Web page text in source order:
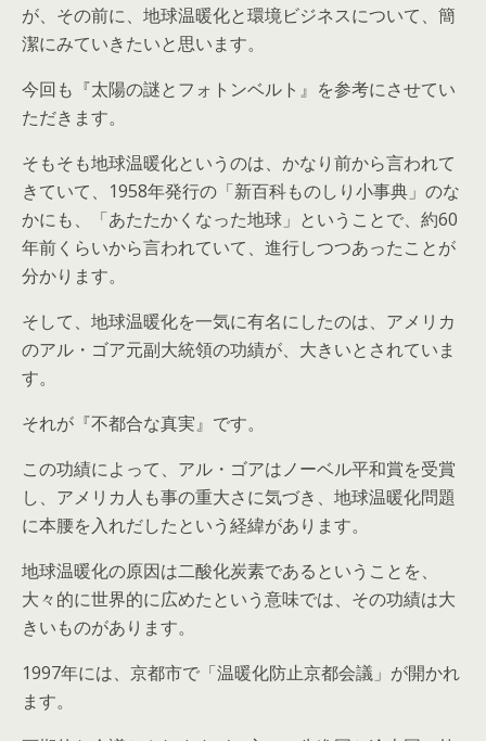
が、その前に、地球温暖化と環境ビジネスについて、簡
潔にみていきたいと思います。
今回も『太陽の謎とフォトンベルト』を参考にさせてい
ただきます。
そもそも地球温暖化というのは、かなり前から言われて
きていて、1958年発行の「新百科ものしり小事典」のな
かにも、「あたたかくなった地球」ということで、約60
年前くらいから言われていて、進行しつつあったことが
分かります。
そして、地球温暖化を一気に有名にしたのは、アメリカ
のアル・ゴア元副大統領の功績が、大きいとされていま
す。
それが『不都合な真実』です。
この功績によって、アル・ゴアはノーベル平和賞を受賞
し、アメリカ人も事の重大さに気づき、地球温暖化問題
に本腰を入れだしたという経緯があります。
地球温暖化の原因は二酸化炭素であるということを、
大々的に世界的に広めたという意味では、その功績は大
きいものがあります。
1997年には、京都市で「温暖化防止京都会議」が開かれ
ます。